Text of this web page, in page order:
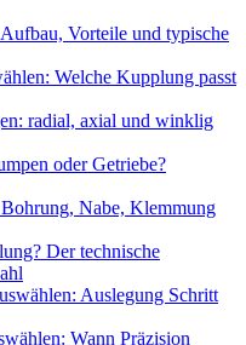
Vorteile und typische
Welche Kupplung passt
radial, axial und winklig
oder Getriebe?
Nabe, Klemmung
Der technische
Auslegung Schritt
Wann Präzision